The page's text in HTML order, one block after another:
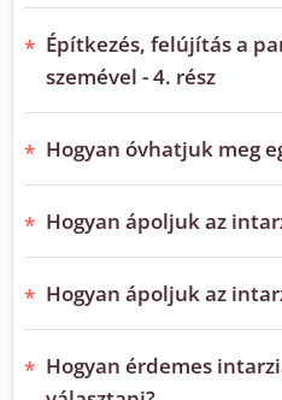
Építkezés, felújítás a
szemével - 4. rész
Hogyan óvhatjuk meg
Hogyan ápoljuk az
Hogyan ápoljuk az
Hogyan érdemes